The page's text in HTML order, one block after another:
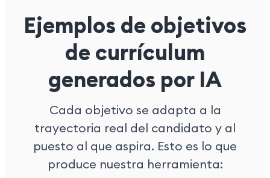
Ejemplos de objetivos
de currículum
generados por IA
Cada objetivo se adapta a la
trayectoria real del candidato y al
puesto al que aspira. Esto es lo que
produce nuestra herramienta: